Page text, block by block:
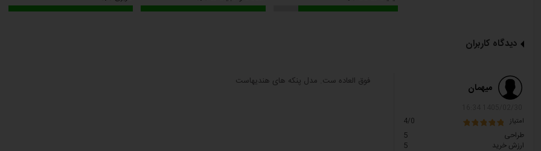
دیدگاه کاربران
میهمان
امتیاز
4/0
طراحی
5
ارزش خرید
5
فوق العاده ست. مدل پنکه های هندیهاست